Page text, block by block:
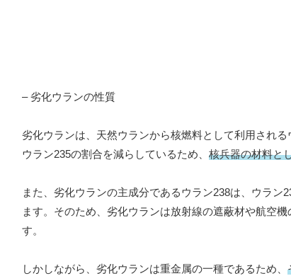
– 劣化ウランの性質
劣化ウランは、天然ウランから核燃料として利用され
ウラン235の割合を減らしているため、 核兵器の材料と
また、劣化ウランの主成分であるウラン238は、ウラン
ます。そのため、劣化ウランは放射線の遮蔽材や航空
す。
しかしながら、劣化ウランは重金属の一種であるため、